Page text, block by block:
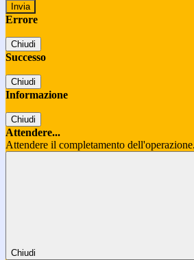
Errore
Chiudi
Successo
Chiudi
Informazione
Chiudi
Attendere...
Attendere il completamento
Chiudi